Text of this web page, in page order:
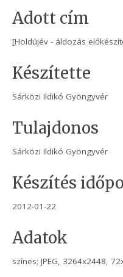
Adott cím
[Holdújév - áldozás
Készítette
Sárközi Ildikó Gyöngyvér
Tulajdonos
Sárközi Ildikó Gyöngyvér
Készítés
2012-01-22
Adatok
színes; JPEG, 3264x2448,